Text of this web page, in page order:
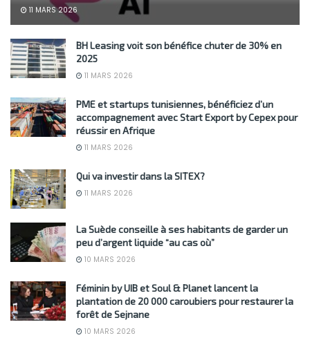
11 MARS 2026
BH Leasing voit son bénéfice chuter de 30% en
2025
11 MARS 2026
PME et startups tunisiennes, bénéficiez d’un
accompagnement avec Start Export by Cepex pour
réussir en Afrique
11 MARS 2026
Qui va investir dans la SITEX?
11 MARS 2026
La Suède conseille à ses habitants de garder un
peu d’argent liquide “au cas où”
10 MARS 2026
Féminin by UIB et Soul & Planet lancent la
plantation de 20 000 caroubiers pour restaurer la
forêt de Sejnane
10 MARS 2026